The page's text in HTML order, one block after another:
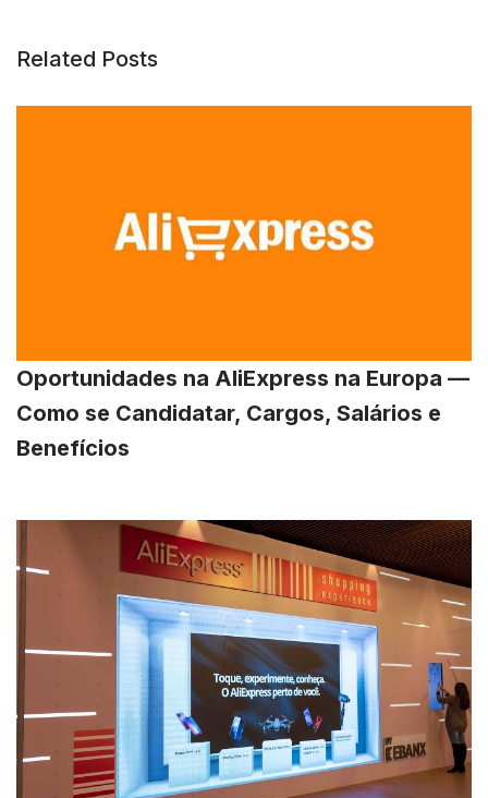
Related Posts
Oportunidades na AliExpress na Europa —
Como se Candidatar, Cargos, Salários e
Benefícios